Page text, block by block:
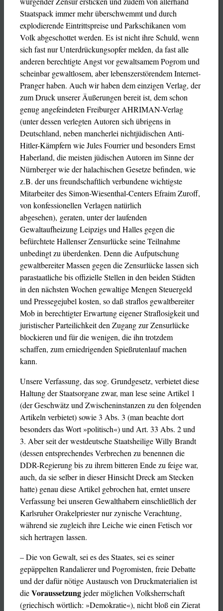
Staatspack immer mehr überschwemmt und durch
explodierende Eintrittspreise und Parkschikanen vom
Volk abgeschottet werden. Es ist nicht ihre Schuld, wenn
sich fast nur Unterdrückungsopfer melden, da fast alle
anderen berechtigte Angst vor gewaltsamem Pogrom und
scheinbar gewaltlosem, aber lebenszerstörendem Internet-
Pranger haben. Auch wir haben dem einzigen Verlag, der
zum Druck unserer Äußerungen bereit ist, dem schon
genug angefeindeten Freiburger AHRIMAN-Verlag
(unter dessen verlegten Autoren sich übrigens in
Deutschland, neben mancherlei nichtjüdischen Anti-
Hitler-Kämpfern wie Jules Fourrier und besonders Ernst
Haberland, die meisten jüdischen Autoren im Sinne der
Nürnberger wie der halachischen Gesetze befinden, wie
z.B. der uns freundschaftlich verbundene wichtigste
Mitarbeiter des Simon-Wiesenthal-Centers Efraim Zuroff,
von konfessionellen Verlagen natürlich
abgesehen), geraten, unter der laufenden
Gewaltaufheizung Leipzigs und Halles gegen die
befürchtete Hallenser Zensurlücke seine Teilnahme
unbedingt zu überdenken. Denn die Aufputschung
gewaltbereiter Massen gegen die Zensurlücke lassen sich
parastaatliche bis offizielle Stellen in den beiden Städten
in den nächsten Wochen gewaltige Mengen Steuergeld
und Pressegejubel kosten, so daß straflos gewaltbereiter
Mob in berechtigter Erwartung eigener Straflosigkeit und
juristischer Parteilichkeit den Zugang zur Zensurlücke
blockieren und für die wenigen, die ihn trotzdem
schaffen, zum erniedrigenden Spießrutenlauf machen
kann.
Unsere Verfassung, das sog. Grundgesetz, verbietet diese
Haltung der Staatsorgane zwar, man lese seine Artikel 1
(der Geschwätz und Zwischeninstanzen zu den folgenden
Artikeln verbietet) sowie 3 Abs. 3 (man beachte dort
besonders das Wort »politisch«) und Art. 33 Abs. 2 und
3. Aber seit der westdeutsche Staatsheilige Willy Brandt
(dessen entsprechendes Verbrechen zu benennen die
DDR-Regierung bis zu ihrem bitteren Ende zu feige war,
auch, da sie selber in dieser Hinsicht Dreck am Stecken
hatte) genau diese Artikel gebrochen hat, erntet unsere
Verfassung bei unseren Gewalthabern einschließlich der
Karlsruher Orakelpriester nur zynische Verachtung,
während sie zugleich ihre Leiche wie einen Fetisch vor
sich hertragen lassen.
– Die von Gewalt, sei es des Staates, sei es seiner
gepäppelten Randalierer und Pogromisten, freie Debatte
und der dafür nötige Austausch von Druckmaterialien ist
dieVoraussetzungjeder möglichen Volksherrschaft
(griechisch wörtlich: »Demokratie«), nicht bloß ein Zierat